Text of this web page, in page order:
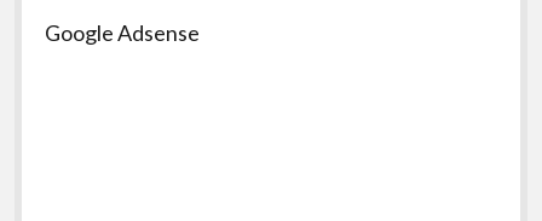
Google Adsense